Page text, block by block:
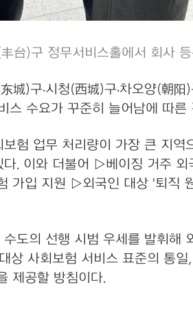
台)구 정무서비스홀에서 회사
城)구·시청(西城)구·차오양(朝
스 수요가 꾸준히 늘어남에 따른
험 업무 처리량이 가장 큰 지
. 이와 더불어 ▷베이징 거주
가입 지원 ▷외국인 대상 '퇴직
도의 선행 시범 우세를 발휘해
상 사회보험 서비스 표준의 통
제공할 방침이다.